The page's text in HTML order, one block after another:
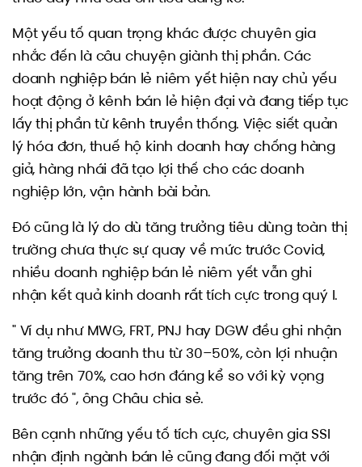
Một yếu tố quan trọng khác được chuyên gia
nhắc đến là câu chuyện giành thị phần. Các
doanh nghiệp bán lẻ niêm yết hiện nay chủ yếu
hoạt động ở kênh bán lẻ hiện đại và đang tiếp tục
lấy thị phần từ kênh truyền thống. Việc siết quản
lý hóa đơn, thuế hộ kinh doanh hay chống hàng
giả, hàng nhái đã tạo lợi thế cho các doanh
nghiệp lớn, vận hành bài bản.
Đó cũng là lý do dù tăng trưởng tiêu dùng toàn thị
trường chưa thực sự quay về mức trước Covid,
nhiều doanh nghiệp bán lẻ niêm yết vẫn ghi
nhận kết quả kinh doanh rất tích cực trong quý I.
" Ví dụ như MWG, FRT, PNJ hay DGW đều ghi nhận
tăng trưởng doanh thu từ 30–50%, còn lợi nhuận
tăng trên 70%, cao hơn đáng kể so với kỳ vọng
trước đó ", ông Châu chia sẻ.
Bên cạnh những yếu tố tích cực, chuyên gia SSI
nhận định ngành bán lẻ cũng đang đối mặt với